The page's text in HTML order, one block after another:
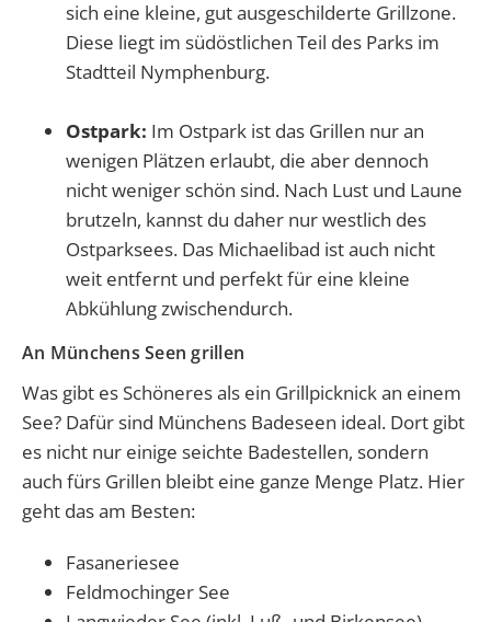
sich eine kleine, gut ausgeschilderte Grillzone.
Diese liegt im südöstlichen Teil des Parks im
Stadtteil Nymphenburg.
Ostpark: Im Ostpark ist das Grillen nur an
wenigen Plätzen erlaubt, die aber dennoch
nicht weniger schön sind. Nach Lust und Laune
brutzeln, kannst du daher nur westlich des
Ostparksees. Das Michaelibad ist auch nicht
weit entfernt und perfekt für eine kleine
Abkühlung zwischendurch.
An Münchens Seen grillen
Was gibt es Schöneres als ein Grillpicknick an einem
See? Dafür sind Münchens Badeseen ideal. Dort gibt
es nicht nur einige seichte Badestellen, sondern
auch fürs Grillen bleibt eine ganze Menge Platz. Hier
geht das am Besten:
Fasaneriesee
Feldmochinger See